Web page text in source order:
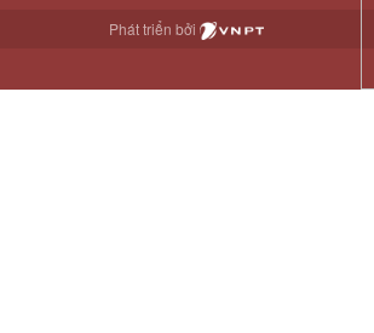
Phát triển bởi